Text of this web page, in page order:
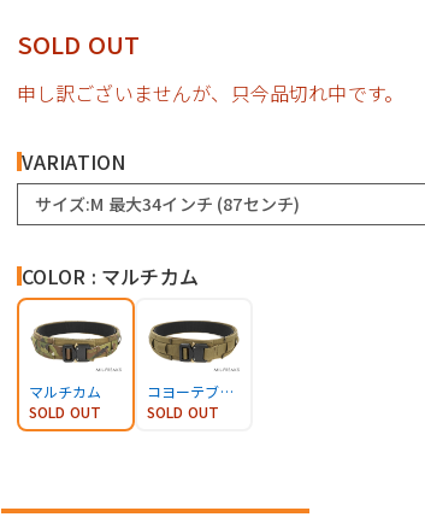
SOLD OUT
申し訳ございませんが、只今品切れ中です。
VARIATION
サイズ:M 最大34インチ (87センチ)
COLOR : マルチカム
マルチカム
SOLD OUT
コヨーテブラウン
SOLD OUT